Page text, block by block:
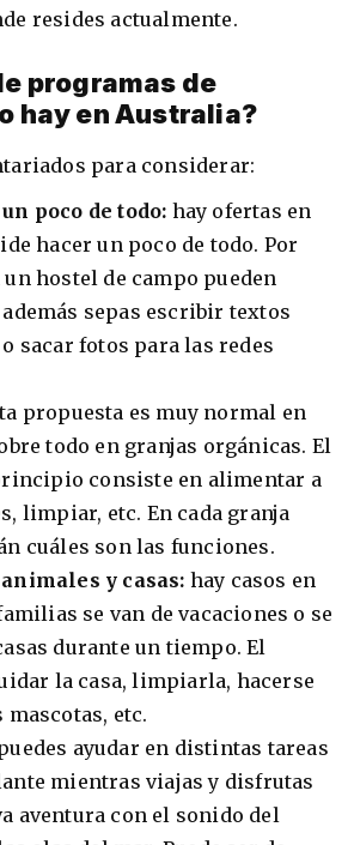
resides actualmente.
programas de
hay en Australia?
para considerar:
poco de todo: hay ofertas en
hacer un poco de todo. Por
hostel de campo pueden
sepas escribir textos
sacar fotos para las redes
propuesta es muy normal en
todo en granjas orgánicas. El
consiste en alimentar a
limpiar, etc. En cada granja
cuáles son las funciones.
animales y casas: hay casos en
se van de vacaciones o se
durante un tiempo. El
la casa, limpiarla, hacerse
mascotas, etc.
ayudar en distintas tareas
mientras viajas y disfrutas
aventura con el sonido del